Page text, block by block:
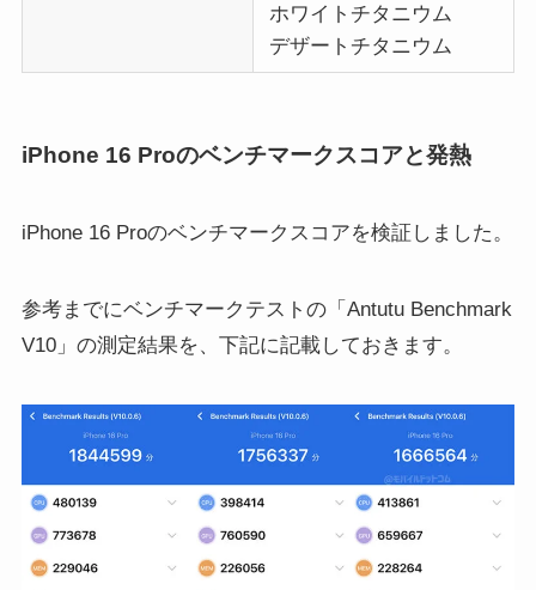
ホワイトチタニウム
デザートチタニウム
iPhone 16 Proのベンチマークスコアと発熱
iPhone 16 Proのベンチマークスコアを検証しました。
参考までにベンチマークテストの「Antutu Benchmark
V10」の測定結果を、下記に記載しておきます。